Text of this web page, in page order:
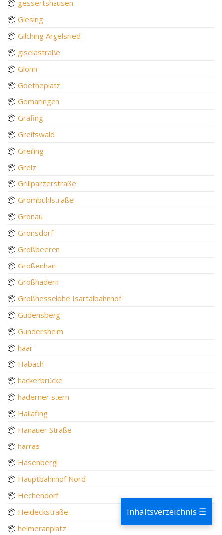
📦 gessertshausen
📦 Giesing
📦 Gilching Argelsried
📦 giselastraße
📦 Glonn
📦 Goetheplatz
📦 Gomaringen
📦 Grafing
📦 Greifswald
📦 Greiling
📦 Greiz
📦 Grillparzerstraße
📦 Grombühlstraße
📦 Gronau
📦 Gronsdorf
📦 Großbeeren
📦 Großenhain
📦 Großhadern
📦 Großhesselohe Isartalbahnhof
📦 Gudensberg
📦 Gundersheim
📦 haar
📦 Habach
📦 hackerbrücke
📦 haderner stern
📦 Hailafing
📦 Hanauer Straße
📦 harras
📦 Hasenbergl
📦 Hauptbahnhof Nord
📦 Hechendorf
📦 Heideckstraße
📦 heimeranplatz
Inhaltsverzeichnis ☰